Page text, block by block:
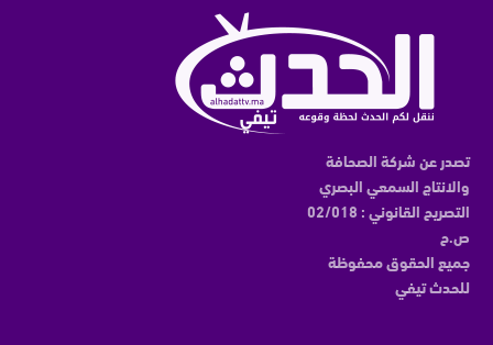
تصدر عن شركة الصحافة
والانتاج السمعي البصري
التصريح القانوني : 02/018
ص.ح
جميع الحقوق محفوظة
للحدث تيفي